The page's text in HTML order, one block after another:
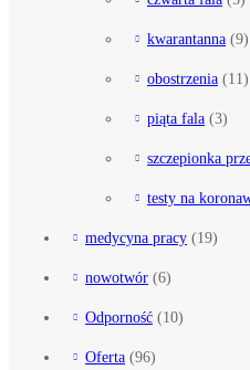
kwarantanna (9)
obostrzenia (11)
piąta fala (3)
szczepionka
testy na
medycyna pracy (19)
nowotwór (6)
Odporność (10)
Oferta (96)